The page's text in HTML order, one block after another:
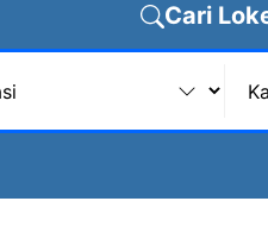
Cari